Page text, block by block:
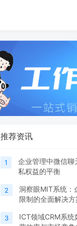
推荐资讯
1
企业管理中微信聊
私权益的平衡
2
洞察眼MIT系统：
限制的全面解决方
3
ICT领域CRM系